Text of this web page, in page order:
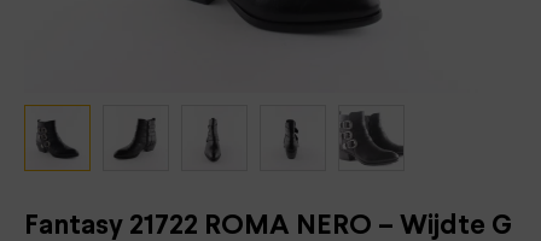
Fantasy 21722 ROMA NERO – Wijdte G